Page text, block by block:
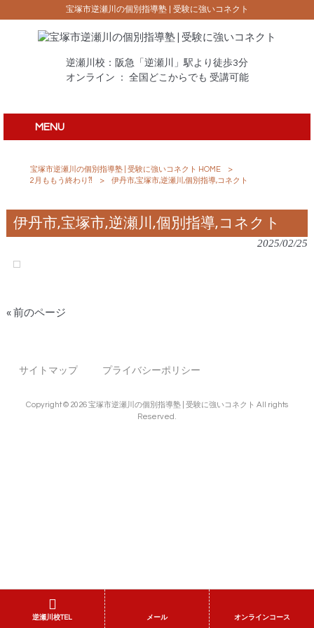
宝塚市逆瀬川の個別指導塾 | 受験に強いコネクト
逆瀬川校：阪急「逆瀬川」駅より徒歩3分
オンライン ： 全国どこからでも 受講可能
MENU
宝塚市逆瀬川の個別指導塾 | 受験に強いコネクト HOME
>
2月ももう終わり⁈
> 伊丹市,宝塚市,逆瀬川,個別指導,コネクト
伊丹市,宝塚市,逆瀬川,個別指導,コネクト
2025/02/25
« 前のページ
サイトマップ プライバシーポリシー
Copyright © 2026 宝塚市逆瀬川の個別指導塾 | 受験に強いコネクト All rights
Reserved.
逆瀬川校TEL メール オンラインコース